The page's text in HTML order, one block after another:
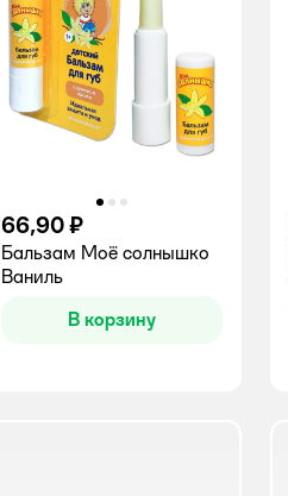
66,90 ₽
Бальзам Моё солнышко
Ваниль
В корзину